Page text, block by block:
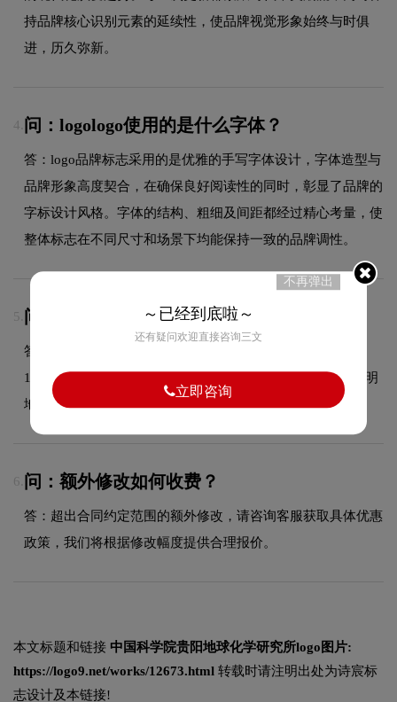
持品牌核心识别元素的延续性，使品牌视觉形象始终与时俱
进，历久弥新。
4. 问：logologo使用的是什么字体？
答：logo品牌标志采用的是优雅的手写字体设计，字体造型与
品牌形象高度契合，在确保良好阅读性的同时，彰显了品牌的
字标设计风格。字体的结构、粗细及间距都经过精心考量，使
整体标志在不同尺寸和场景下均能保持一致的品牌调性。
5. 问：logologo的设计含义是什么？
答：中国科学院地球化学研究所(以下简称"地化所")成立于
1966年2月，由中国科学院地质研究所地球化学研究室、昆明
地质工作站和中国科学院贵阳化学所等单位合并组成。
6. 问：额外修改如何收费？
答：超出合同约定范围的额外修改，请咨询客服获取具体优惠
政策，我们将根据修改幅度提供合理报价。
本文标题和链接 中国科学院贵阳地球化学研究所logo图片:
https://logo9.net/works/12673.html 转载时请注明出处为诗宸标
志设计及本链接!
不再弹出
～已经到底啦～
还有疑问欢迎直接咨询三文
立即咨询